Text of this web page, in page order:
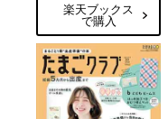
楽天ブックス
で購入